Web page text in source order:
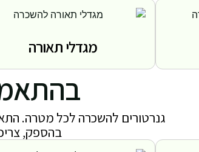
מגדלי תאורה
גנרטורים להשכרה לכל מטרה.
בהספק,